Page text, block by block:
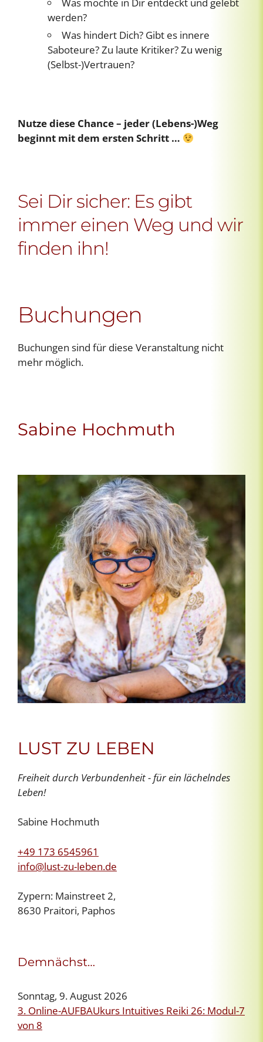
werden?
Was hindert Dich? Gibt es innere
Saboteure? Zu laute Kritiker? Zu wenig
(Selbst-)Vertrauen?
Nutze diese Chance – jeder (Lebens-)Weg
beginnt mit dem ersten Schritt …
Sei Dir sicher: Es gibt
immer einen Weg und wir
finden ihn!
Buchungen
Buchungen sind für diese Veranstaltung nicht
mehr möglich.
Sabine Hochmuth
LUST ZU LEBEN
Freiheit durch Verbundenheit - für ein lächelndes
Leben!
Sabine Hochmuth
+49 173 6545961
info@lust-zu-leben.de
Zypern: Mainstreet 2,
8630 Praitori, Paphos
Demnächst…
Sonntag, 9. August 2026
3. Online-AUFBAUkurs Intuitives Reiki 26: Modul-7
von 8